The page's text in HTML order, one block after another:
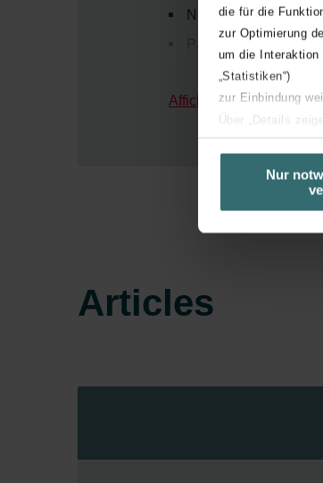
die für die
zur Optimierung
um die Interaktion
„Statistiken“)
zur Einbindung
Über „Details
unserer Website
basierend auf
Zehnder Group
Nur
Nettoyage facile :
Pas de ponts
Longévité : les
Afficher plus
Articles